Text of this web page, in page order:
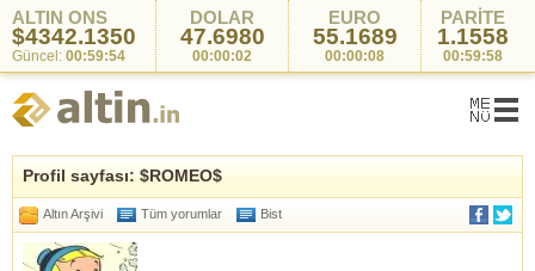
ALTIN ONS
$4342.1350
Güncel: 00:59:54
DOLAR
47.6980
00:00:02
EURO
55.1689
00:00:08
PARİTE
1.1558
00:59:58
Profil sayfası: $ROMEO$
Altın Arşivi Tüm yorumlar Bist